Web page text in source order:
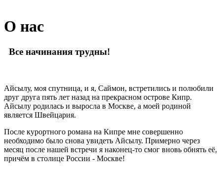
О нас
Все начинания трудны!
Айсылу, моя спутница, и я, Саймон, встретились и полюбили
друг друга пять лет назад на прекрасном острове Кипр.
Айсылу родилась и выросла в Москве, а моей родиной
является Швейцария.
После курортного романа на Кипре мне совершенно
необходимо было снова увидеть Айсылу. Примерно через
месяц после нашей встречи я наконец-то смог вновь обнять её,
причём в столице России - Москве!